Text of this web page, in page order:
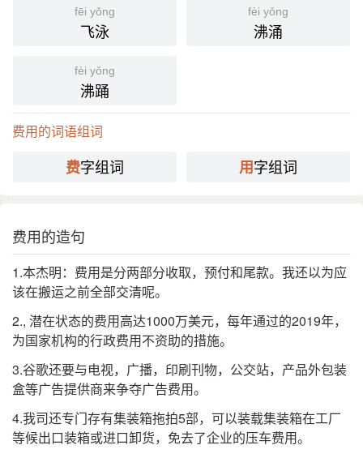
fēi yǒng
飞泳
fèi yǒng
沸涌
fèi yǒng
沸踊
费用的词语组词
费字组词 用字组词
费用的造句
1.本杰明：费用是分两部分收取，预付和尾款。我还以为应
该在搬运之前全部交清呢。
2., 潜在状态的费用高达1000万美元，每年通过的2019年，
为国家机构的行政费用不资助的措施。
3.谷歌还要与电视，广播，印刷刊物，公交站，产品外包装
盒等广告提供商来争夺广告费用。
4.我司还专门存有集装箱拖拍5部，可以装载集装箱在工厂
等候出口装箱或进口卸货，免去了企业的压车费用。